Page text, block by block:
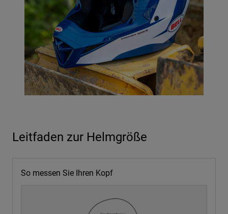
Leitfaden zur Helmgröße
So messen Sie Ihren Kopf